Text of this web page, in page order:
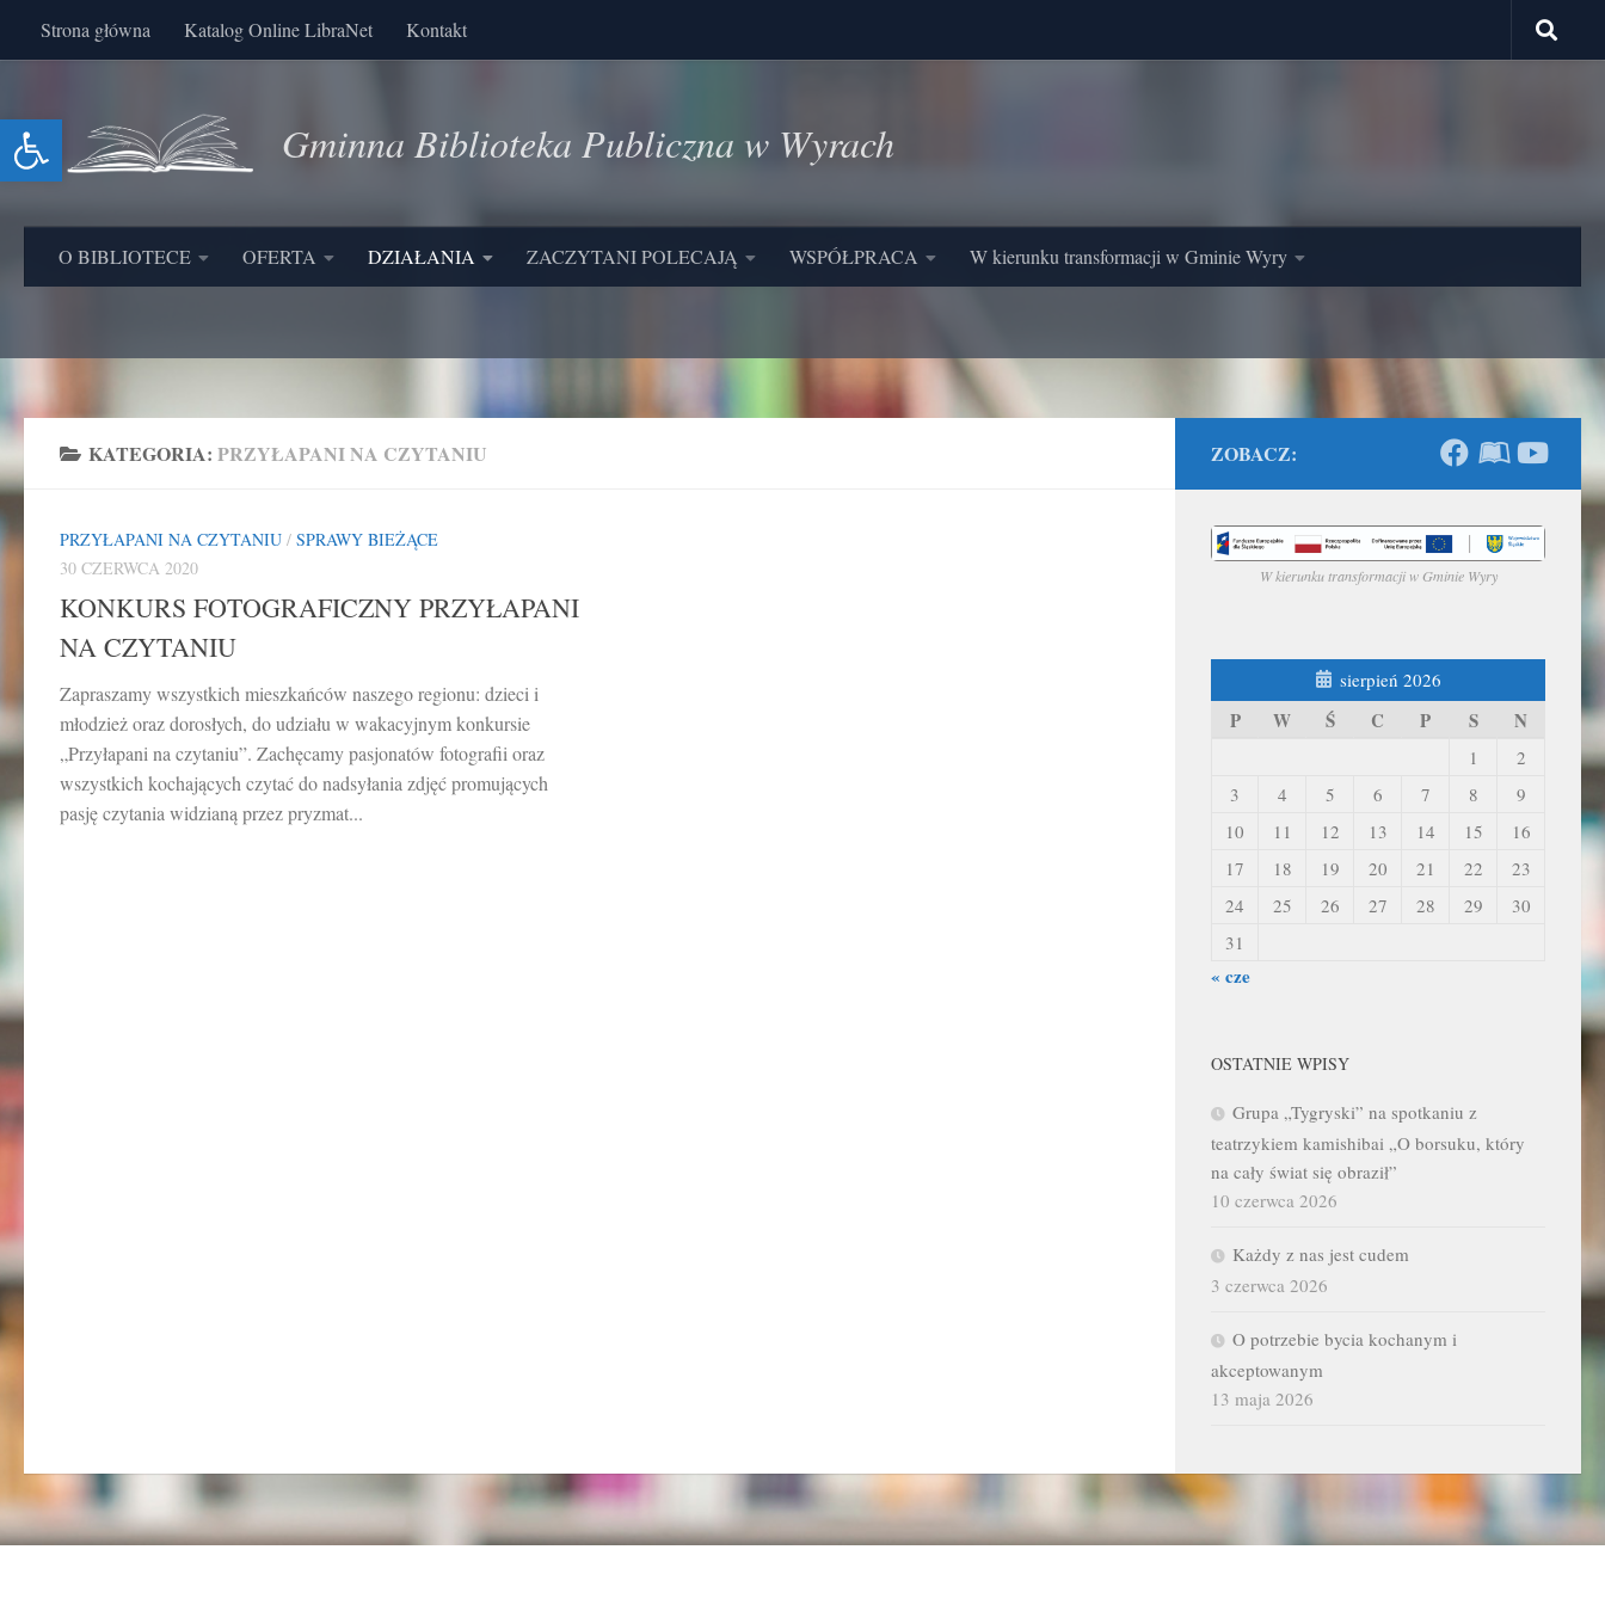
Otwórz pasek narzędzi
Skip to content
Strona główna Katalog Online LibraNet Kontakt
Gminna Biblioteka Publiczna w Wyrach
O BIBLIOTECE OFERTA DZIAŁANIA ZACZYTANI POLECAJĄ WSPÓŁPRACA W kierunku transformacji w Gminie Wyry
KATEGORIA: PRZYŁAPANI NA CZYTANIU
PRZYŁAPANI NA CZYTANIU / SPRAWY BIEŻĄCE
30 CZERWCA 2020
KONKURS FOTOGRAFICZNY PRZYŁAPANI
NA CZYTANIU
Zapraszamy wszystkich mieszkańców naszego regionu: dzieci i
młodzież oraz dorosłych, do udziału w wakacyjnym konkursie
„Przyłapani na czytaniu”. Zachęcamy pasjonatów fotografii oraz
wszystkich kochających czytać do nadsyłania zdjęć promujących
pasję czytania widzianą przez pryzmat...
ZOBACZ:
W kierunku transformacji w Gminie Wyry
sierpień 2026
P W Ś C P S N
1
2
3
4 5 6 7 8
9
10
11 12 13 14 15
16
17
18 19 20 21 22
23
24
25 26 27 28 29
30
31
« cze
OSTATNIE WPISY
Grupa „Tygryski” na spotkaniu z
teatrzykiem kamishibai „O borsuku, który
na cały świat się obraził”
10 czerwca 2026
Każdy z nas jest cudem
3 czerwca 2026
O potrzebie bycia kochanym i
akceptowanym
13 maja 2026